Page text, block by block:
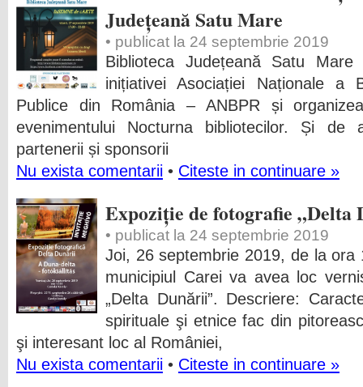
Județeană Satu Mare
• publicat la 24 septembrie 2019
Biblioteca Județeană Satu
inițiativei Asociației Naționale a
Publice din România – ANBPR și
evenimentului Nocturna bibliotecilor. Și de
partenerii și sponsorii
Nu exista comentarii • Citeste in continuare »
Expoziție de fotografie
• publicat la 24 septembrie 2019
Joi, 26 septembrie 2019, de la ora
municipiul Carei va avea loc
„Delta Dunării”. Descriere:
spirituale şi etnice fac din
şi interesant loc al României,
Nu exista comentarii • Citeste in continuare »